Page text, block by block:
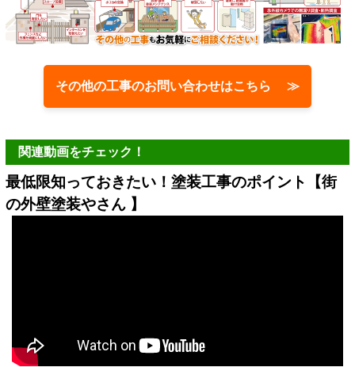
その他の工事のお問い合わせはこちら ≫
関連動画をチェック！
最低限知っておきたい！塗装工事のポイント【街
の外壁塗装やさん 】